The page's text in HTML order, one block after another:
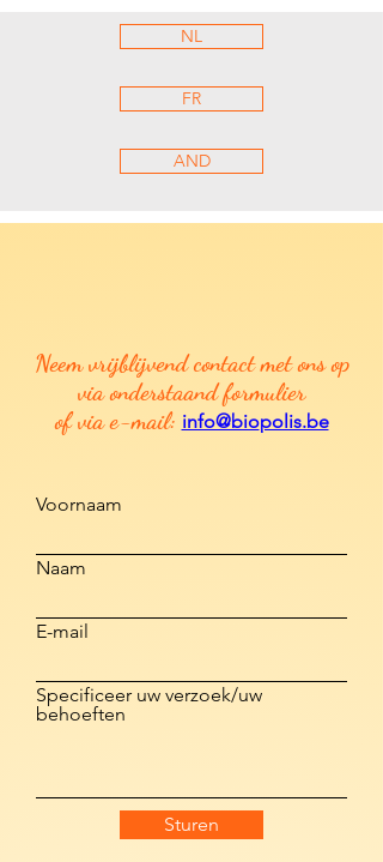
NL
FR
AND
Neem vrijblijvend contact met ons op
via onderstaand formulier
of via e-mail: info@biopolis.be
Voornaam
Naam
E-mail
Specificeer uw verzoek/uw
behoeften
Sturen